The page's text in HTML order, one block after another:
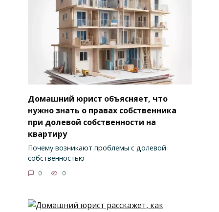
Домашний юрист объясняет, что
нужно знать о правах собственника
при долевой собственности на
квартиру
Почему возникают проблемы с долевой
собственностью
0 0